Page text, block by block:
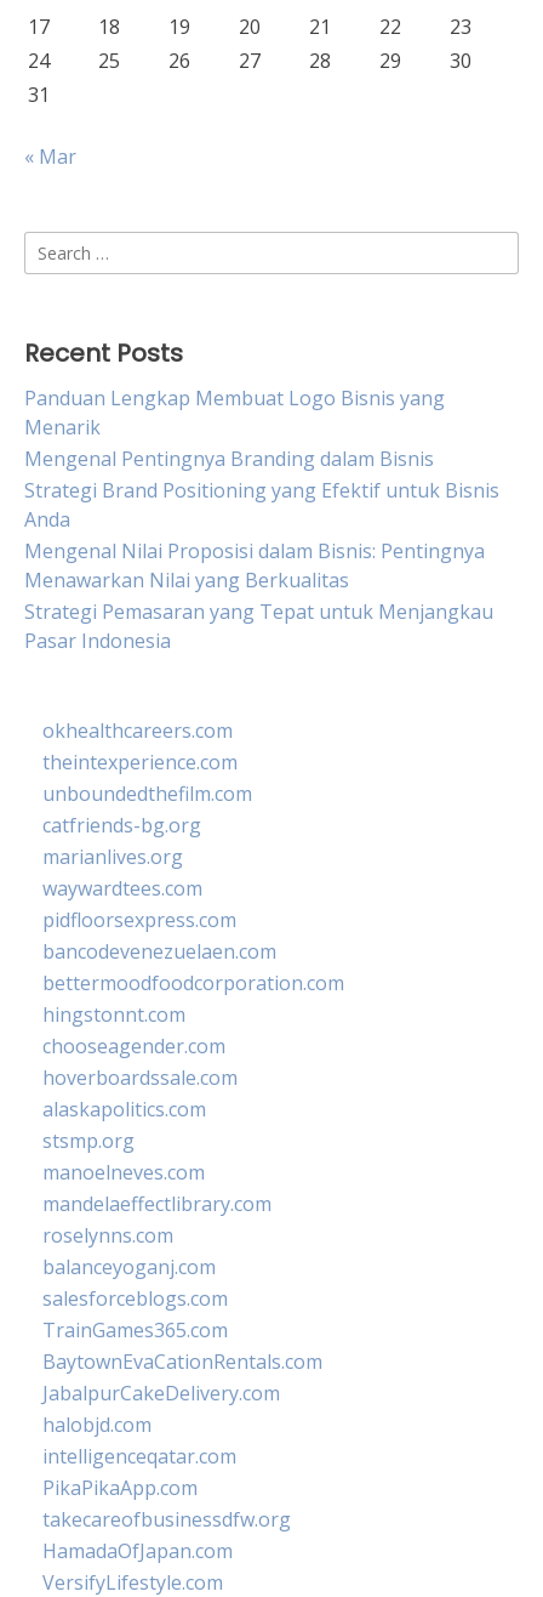
17
18 19 20 21 22
23
24
25 26 27 28 29
30
31
« Mar
Search
for:
Recent Posts
Panduan Lengkap Membuat Logo Bisnis yang
Menarik
Mengenal Pentingnya Branding dalam Bisnis
Strategi Brand Positioning yang Efektif untuk Bisnis
Anda
Mengenal Nilai Proposisi dalam Bisnis: Pentingnya
Menawarkan Nilai yang Berkualitas
Strategi Pemasaran yang Tepat untuk Menjangkau
Pasar Indonesia
okhealthcareers.com
theintexperience.com
unboundedthefilm.com
catfriends-bg.org
marianlives.org
waywardtees.com
pidfloorsexpress.com
bancodevenezuelaen.com
bettermoodfoodcorporation.com
hingstonnt.com
chooseagender.com
hoverboardssale.com
alaskapolitics.com
stsmp.org
manoelneves.com
mandelaeffectlibrary.com
roselynns.com
balanceyoganj.com
salesforceblogs.com
TrainGames365.com
BaytownEvaCationRentals.com
JabalpurCakeDelivery.com
halobjd.com
intelligenceqatar.com
PikaPikaApp.com
takecareofbusinessdfw.org
HamadaOfJapan.com
VersifyLifestyle.com